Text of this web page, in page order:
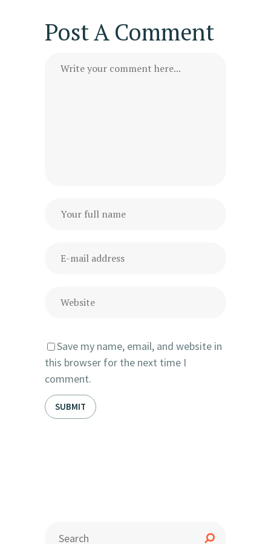
Post A Comment
Save my name, email, and website in
this browser for the next time I
comment.